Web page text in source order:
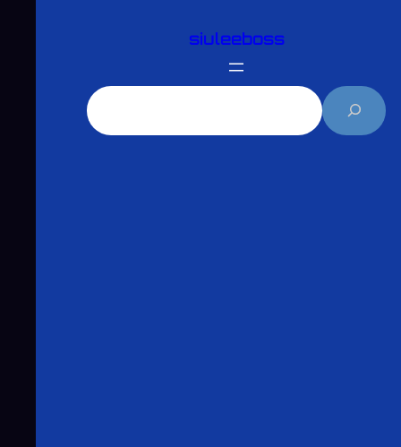
siuleeboss